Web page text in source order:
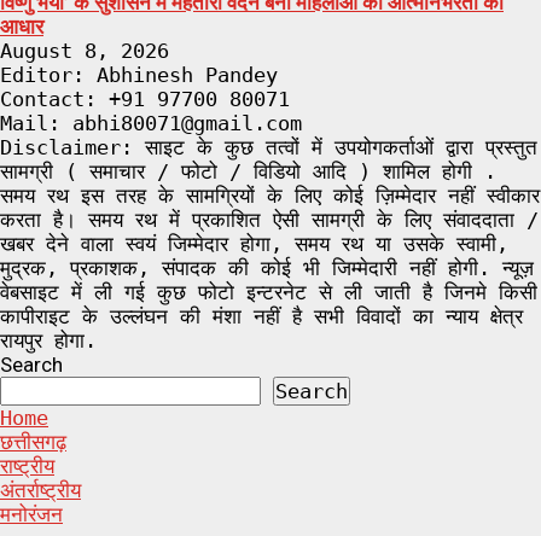
आधार
August 8, 2026
Editor: Abhinesh Pandey
Contact: +91 97700 80071
Mail: abhi80071@gmail.com
Disclaimer: साइट के कुछ तत्वों में उपयोगकर्ताओं द्वारा प्रस्तुत
सामग्री ( समाचार / फोटो / विडियो आदि ) शामिल होगी .
समय रथ इस तरह के सामग्रियों के लिए कोई ज़िम्मेदार नहीं स्वीकार
करता है। समय रथ में प्रकाशित ऐसी सामग्री के लिए संवाददाता /
खबर देने वाला स्वयं जिम्मेदार होगा, समय रथ या उसके स्वामी,
मुद्रक, प्रकाशक, संपादक की कोई भी जिम्मेदारी नहीं होगी. न्यूज़
वेबसाइट में ली गई कुछ फोटो इन्टरनेट से ली जाती है जिनमे किसी
कापीराइट के उल्लंघन की मंशा नहीं है सभी विवादों का न्याय क्षेत्र
रायपुर होगा.
Search
Search
Home
छत्तीसगढ़
राष्ट्रीय
अंतर्राष्ट्रीय
मनोरंजन